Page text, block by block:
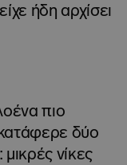
ήδη αρχίσει
πιο
δύο
νίκες